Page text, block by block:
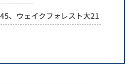
、ウェイクフォレスト大21